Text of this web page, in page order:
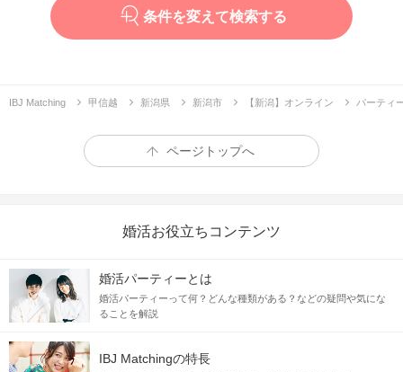
条件を変えて検索する
IBJ Matching 甲信越 新潟県 新潟市 【新潟】オンライン パーティ
ページトップへ
婚活お役立ちコンテンツ
婚活パーティーとは
婚活パーティーって何？どんな種類がある？などの疑問や気にな
ることを解説
IBJ Matchingの特長